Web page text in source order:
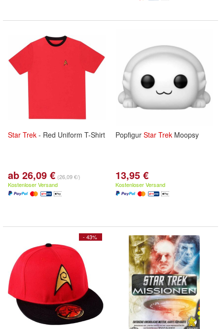
Star Trek - Red Uniform T-Shirt
ab 26,09 € (26,09 €/)
Kostenloser Versand
Popfigur Star Trek Moopsy
13,95 €
Kostenloser Versand
- 43%